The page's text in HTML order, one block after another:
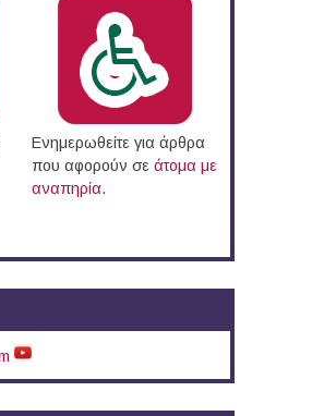
Ενημερωθείτε για άρθρα
που αφορούν σε άτομα με
αναπηρία.